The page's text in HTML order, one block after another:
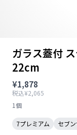
ガラス蓋付
22cm
¥1,878
税込¥2,065
1個
7プレミアム セブ